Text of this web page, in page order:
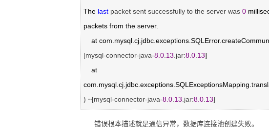
The last packet sent successfully to the server was 0
packets from the server.
at
[mysql-connector-java-8.0.13.jar:8.0.13]
) ~[mysql-connector-java-8.0.13.jar:8.0.13]
错误根本描述就是通信异常，数据库连接池创建失败。